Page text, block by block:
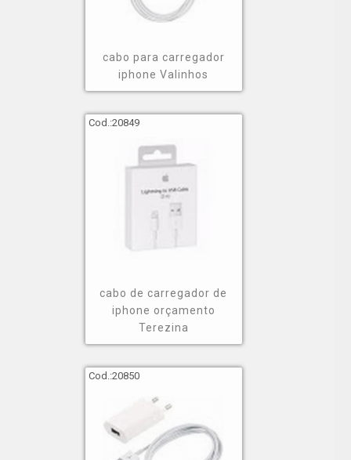
cabo para carregador
iphone Valinhos
Cod.:20849
cabo de carregador de
iphone orçamento
Terezina
Cod.:20850